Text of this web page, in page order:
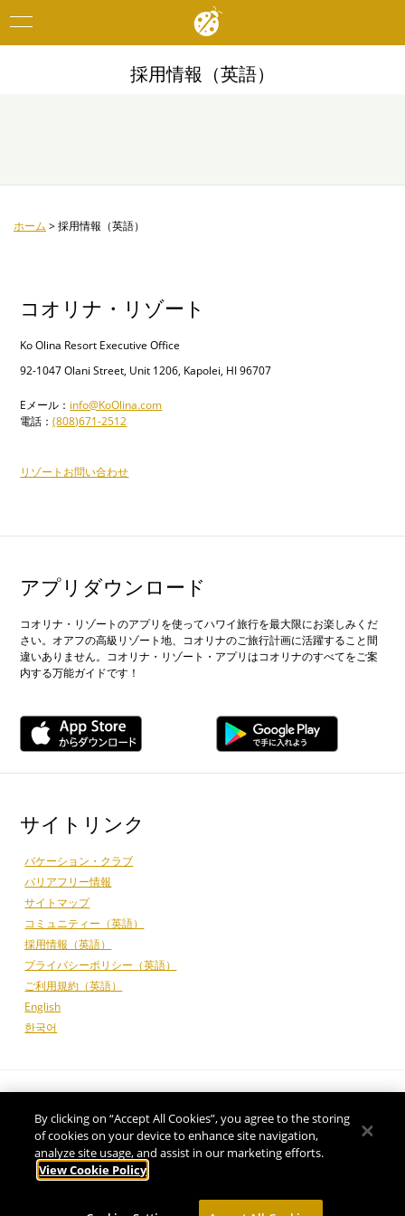
Toggle
採用情報（英語）
ホーム >採用情報（英語）
コオリナ・リゾート
Ko Olina Resort Executive Office
92-1047 Olani Street, Unit 1206, Kapolei, HI 96707
Eメール： info@KoOlina.com
電話：(808)671-2512
リゾートお問い合わせ
アプリダウンロード
コオリナ・リゾートのアプリを使ってハワイ旅行を最大限にお楽しみくだ
さい。オアフの高級リゾート地、コオリナのご旅行計画に活躍すること間
違いありません。コオリナ・リゾート・アプリはコオリナのすべてをご案
内する万能ガイドです！
サイトリンク
バケーション・クラブ
バリアフリー情報
サイトマップ
コミュニティー（英語）
採用情報（英語）
プライバシーポリシー（英語）
ご利用規約（英語）
English
한국어
©
By clicking on “Accept All Cookies”, you agree to the storing
of cookies on your device to enhance site navigation,
analyze site usage, and assist in our marketing efforts.
View Cookie Policy